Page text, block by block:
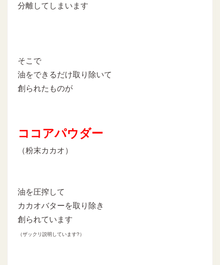
分離してしまいます
そこで
油をできるだけ取り除いて
創られたものが
ココアパウダー
（粉末カカオ）
油を圧搾して
カカオバターを取り除き
創られています
（ザックリ説明しています?）